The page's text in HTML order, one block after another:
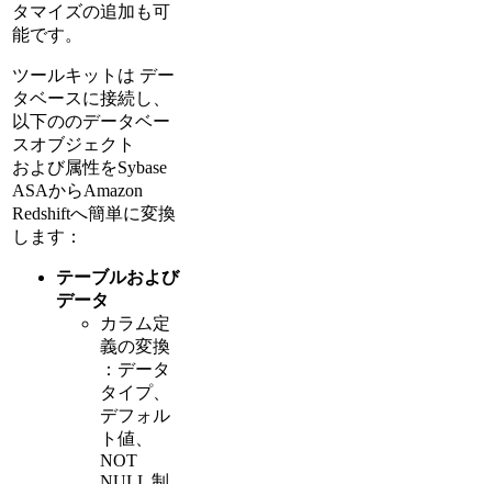
タマイズの追加も可
能です。
ツールキットは デー
タベースに接続し、
以下ののデータベー
スオブジェクト
および属性をSybase
ASAからAmazon
Redshiftへ簡単に変換
します：
テーブルおよび
データ
カラム定
義の変換
：データ
タイプ、
デフォル
ト値、
NOT